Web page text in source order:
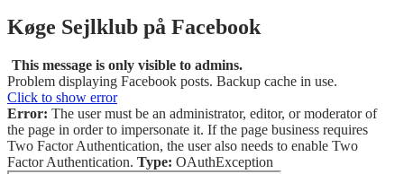
Køge Sejlklub på Facebook
This message is only visible to admins.
Problem displaying Facebook posts. Backup cache in use.
Click to show error
Error: The user must be an administrator, editor, or moderator of
the page in order to impersonate it. If the page business requires
Two Factor Authentication, the user also needs to enable Two
Factor Authentication. Type: OAuthException